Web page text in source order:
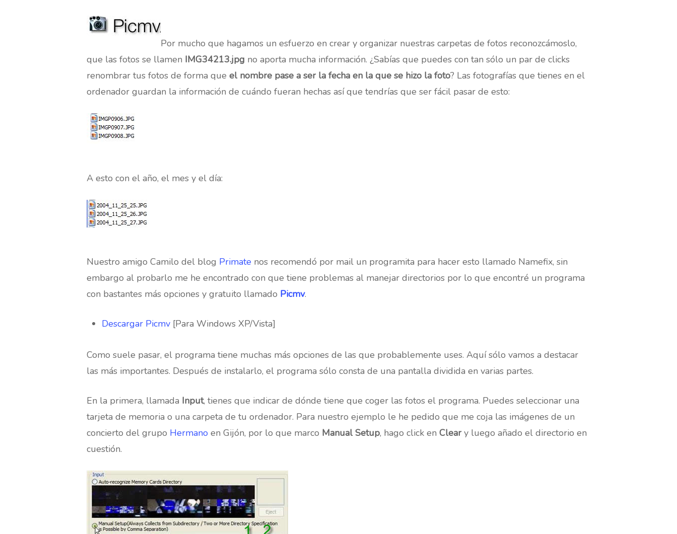
Hit enter to search or ESC to close
Por mucho que hagamos un esfuerzo en crear y organizar nuestras carpetas de fotos reconozcámoslo,
que las fotos se llamen IMG34213.jpg no aporta mucha información. ¿Sabías que puedes con tan sólo un par de clicks
renombrar tus fotos de forma que el nombre pase a ser la fecha en la que se hizo la foto? Las fotografías que tienes en el
ordenador guardan la información de cuándo fueran hechas así que tendrías que ser fácil pasar de esto:
A esto con el año, el mes y el día:
Nuestro amigo Camilo del blog Primate nos recomendó por mail un programita para hacer esto llamado Namefix, sin
embargo al probarlo me he encontrado con que tiene problemas al manejar directorios por lo que encontré un programa
con bastantes más opciones y gratuito llamado Picmv.
Descargar Picmv [Para Windows XP/Vista]
Como suele pasar, el programa tiene muchas más opciones de las que probablemente uses. Aquí sólo vamos a destacar
las más importantes. Después de instalarlo, el programa sólo consta de una pantalla dividida en varias partes.
En la primera, llamada Input, tienes que indicar de dónde tiene que coger las fotos el programa. Puedes seleccionar una
tarjeta de memoria o una carpeta de tu ordenador. Para nuestro ejemplo le he pedido que me coja las imágenes de un
concierto del grupo Hermano en Gijón, por lo que marco Manual Setup, hago click en Cleary luego añado el directorio en
cuestión.